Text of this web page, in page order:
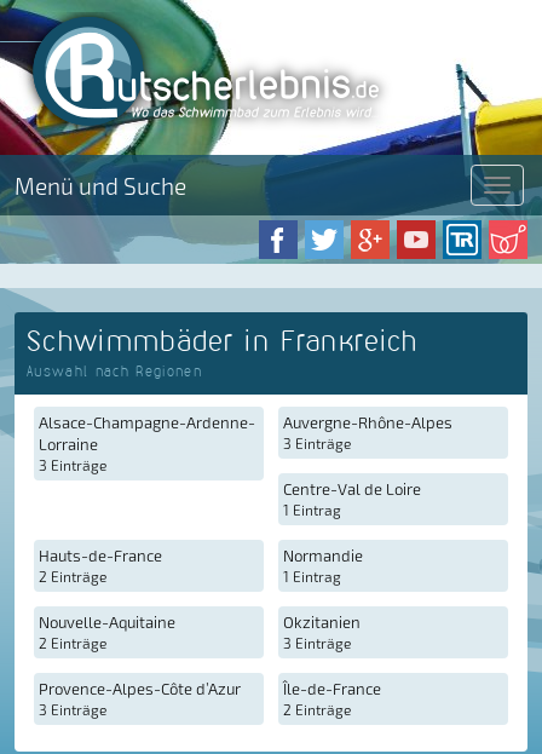
Menü und Suche Menü
Schwimmbäder in Frankreich
Auswahl nach Regionen
Alsace-Champagne-Ardenne-
Lorraine
3 Einträge
Auvergne-Rhône-Alpes
3 Einträge
Centre-Val de Loire
1 Eintrag
Hauts-de-France
2 Einträge
Normandie
1 Eintrag
Nouvelle-Aquitaine
2 Einträge
Okzitanien
3 Einträge
Provence-Alpes-Côte d’Azur
3 Einträge
Île-de-France
2 Einträge